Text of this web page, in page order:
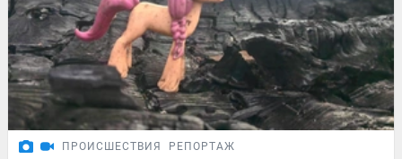
ПРОИСШЕСТВИЯ РЕПОРТАЖ